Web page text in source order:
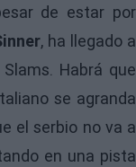
de estar por
, ha llegado a
Habrá que
se agranda
el serbio no va a
en una pista